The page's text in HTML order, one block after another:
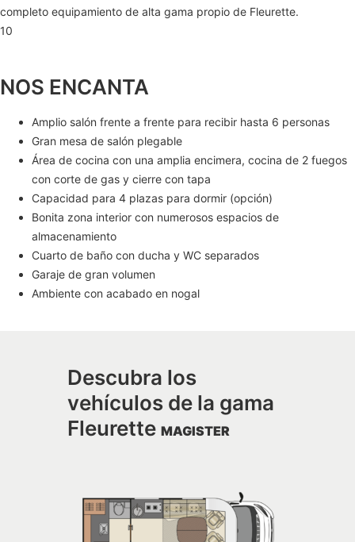
completo equipamiento de alta gama propio de Fleurette.
10
NOS ENCANTA
Amplio salón frente a frente para recibir hasta 6 personas
Gran mesa de salón plegable
Área de cocina con una amplia encimera, cocina de 2 fuegos
con corte de gas y cierre con tapa
Capacidad para 4 plazas para dormir (opción)
Bonita zona interior con numerosos espacios de
almacenamiento
Cuarto de baño con ducha y WC separados
Garaje de gran volumen
Ambiente con acabado en nogal
Descubra los
vehículos de la gama
Fleurette MAGISTER